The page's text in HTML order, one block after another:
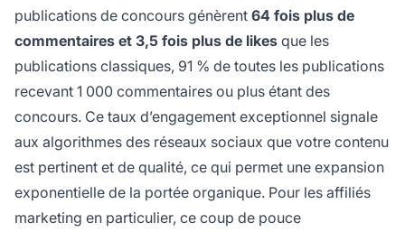
publications de concours génèrent 64 fois plus de
commentaires et 3,5 fois plus de likes que les
publications classiques, 91 % de toutes les publications
recevant 1 000 commentaires ou plus étant des
concours. Ce taux d’engagement exceptionnel signale
aux algorithmes des réseaux sociaux que votre contenu
est pertinent et de qualité, ce qui permet une expansion
exponentielle de la portée organique. Pour les affiliés
marketing en particulier, ce coup de pouce